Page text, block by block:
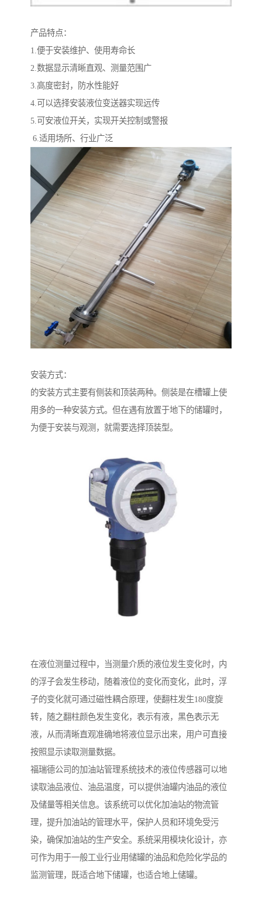
产品特点：
1.便于安装维护、使用寿命长
2.数据显示清晰直观、测量范围广
3.高度密封，防水性能好
4.可以选择安装液位变送器实现远传
5.可安液位开关，实现开关控制或警报
6.适用场所、行业广泛
安装方式：
的安装方式主要有侧装和顶装两种。侧装是在槽罐上使
用多的一种安装方式。但在遇有放置于地下的储罐时，
为便于安装与观测，就需要选择顶装型。
在液位测量过程中，当测量介质的液位发生变化时，内
的浮子会发生移动，随着液位的变化而变化，此时，浮
子的变化就可通过磁性耦合原理，使翻柱发生180度旋
转，随之翻柱颜色发生变化，表示有液，黑色表示无
液，从而清晰直观准确地将液位显示出来，用户可直接
按照显示读取测量数据。
福瑞德公司的加油站管理系统技术的液位传感器可以地
读取油品液位、油品温度，可以提供油罐内油品的液位
及储量等相关信息。该系统可以优化加油站的物流管
理，提升加油站的管理水平，保护人员和环境免受污
染，确保加油站的生产安全。系统采用模块化设计，亦
可作为用于一般工业行业用储罐的油品和危险化学品的
监测管理，既适合地下储罐，也适合地上储罐。